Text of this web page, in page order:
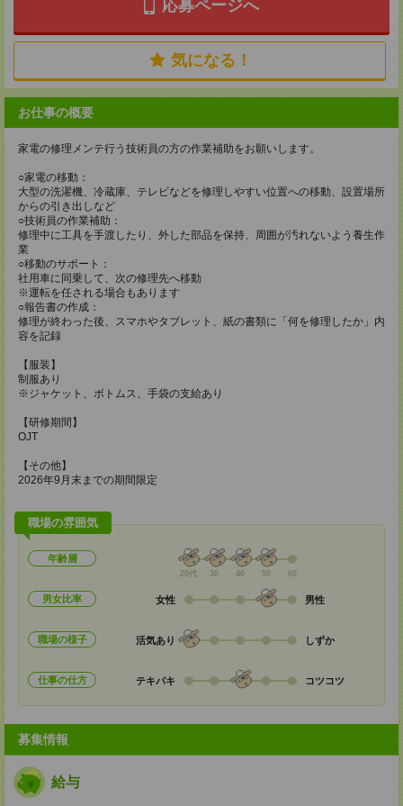
応募ページへ
気になる！
お仕事の概要
家電の修理メンテ行う技術員の方の作業補助をお願いします。
○家電の移動：
大型の洗濯機、冷蔵庫、テレビなどを修理しやすい位置への移動、設置場所
からの引き出しなど
○技術員の作業補助：
修理中に工具を手渡したり、外した部品を保持、周囲が汚れないよう養生作
業
○移動のサポート：
社用車に同乗して、次の修理先へ移動
※運転を任される場合もあります
○報告書の作成：
修理が終わった後、スマホやタブレット、紙の書類に「何を修理したか」内
容を記録
【服装】
制服あり
※ジャケット、ボトムス、手袋の支給あり
【研修期間】
OJT
【その他】
2026年9月末までの期間限定
職場の雰囲気
年齢層
20代 30 40 50 60
男女比率 女性 男性
職場の様子 活気あり しずか
仕事の仕方 テキパキ コツコツ
募集情報
給与